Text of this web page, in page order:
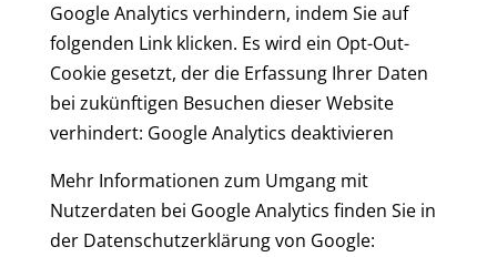
Google Analytics verhindern, indem Sie auf
folgenden Link klicken. Es wird ein Opt-Out-
Cookie gesetzt, der die Erfassung Ihrer Daten
bei zukünftigen Besuchen dieser Website
verhindert: Google Analytics deaktivieren
Mehr Informationen zum Umgang mit
Nutzerdaten bei Google Analytics finden Sie in
der Datenschutzerklärung von Google: